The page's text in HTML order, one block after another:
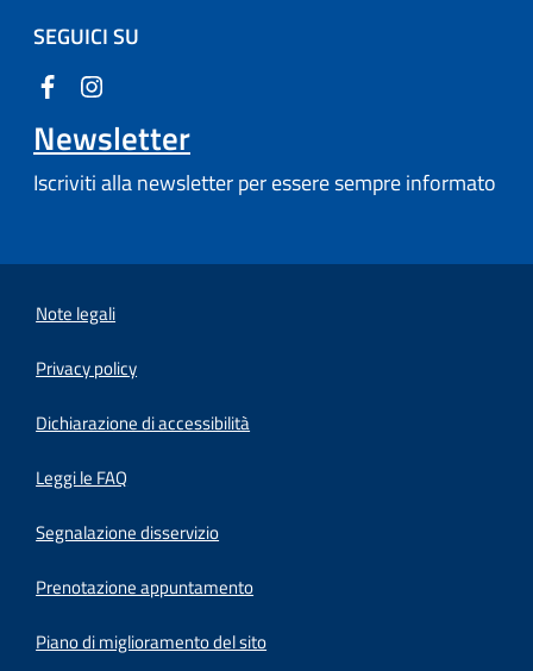
SEGUICI SU
Newsletter
Iscriviti alla newsletter per essere sempre informato
Note legali
Privacy policy
Dichiarazione di accessibilità
Leggi le FAQ
Segnalazione disservizio
Prenotazione appuntamento
Piano di miglioramento del sito